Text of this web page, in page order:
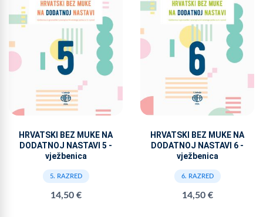
HRVATSKI BEZ MUKE NA
DODATNOJ NASTAVI 5 -
vježbenica
5. RAZRED
14,50 €
HRVATSKI BEZ MUKE NA
DODATNOJ NASTAVI 6 -
vježbenica
6. RAZRED
14,50 €